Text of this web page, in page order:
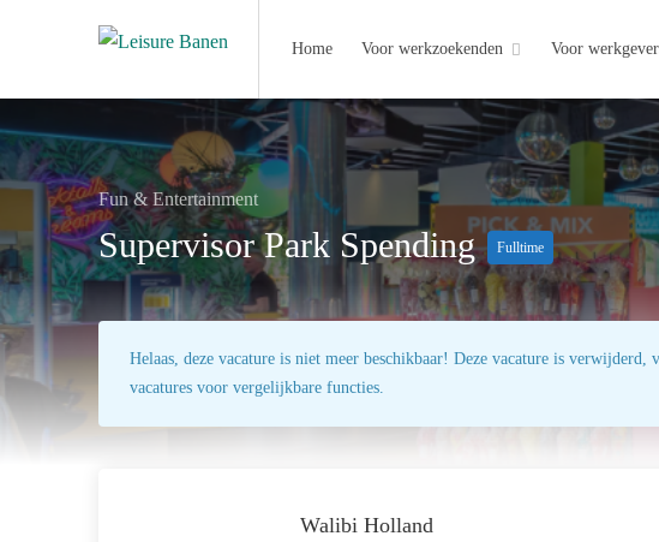
Home Voor werkzoekenden Voor
Fun & Entertainment
Supervisor Park Spending Fulltime
Helaas, deze vacature is niet meer beschikbaar! Deze vacature is
vacatures voor vergelijkbare functies.
Walibi Holland